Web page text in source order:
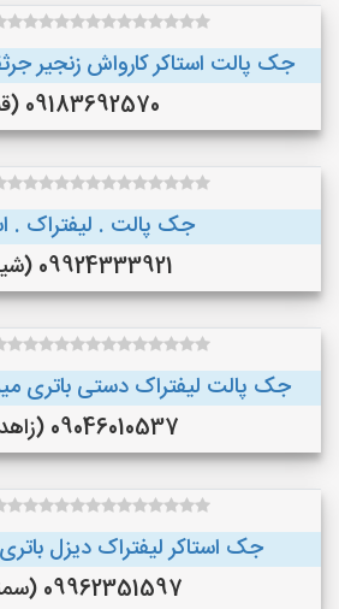
جک پالت استاکر کارواش زنجیر
09183692570 (قم)
جک پالت . لیفتراک .
09924333921 (شیراز )
جک پالت لیفتراک دستی باتری
09046010537 (زاهدان )
جک استاکر لیفتراک دیزل باتری
09962351597 (سمنان )